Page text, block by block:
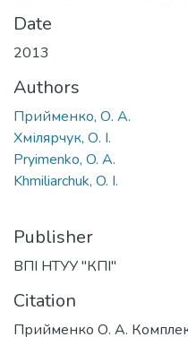
Date
2013
Authors
Прийменко, О. А.
Хмілярчук, О. І.
Pryimenko, O. A.
Khmiliarchuk, O. I.
Publisher
ВПІ НТУУ "КПІ"
Citation
Прийменко О. А.